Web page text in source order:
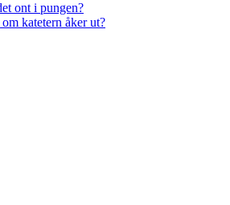
ont i pungen?
katetern åker ut?